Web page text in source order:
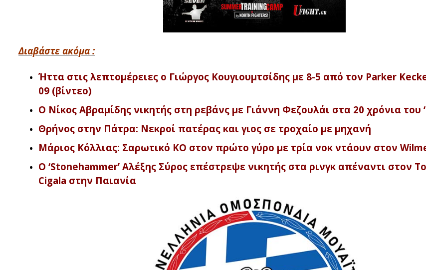
Διαβάστε ακόμα :
Ήττα στις λεπτομέρειες ο Γιώργος Κουγιουμτσίδης με 8-5 από τον Parker
09 (βίντεο)
Ο Νίκος Αβραμίδης νικητής στη ρεβάνς με Γιάννη Φεζουλάι στα 20 χρόνια του
Θρήνος στην Πάτρα: Νεκροί πατέρας και γιος σε τροχαίο με μηχανή
Μάριος Κόλλιας: Σαρωτικό KO στον πρώτο γύρο με τρία νοκ ντάουν στον
O ‘Stonehammer’ Αλέξης Σύρος επέστρεψε νικητής στα ρινγκ απέναντι στον
Cigala στην Παιανία